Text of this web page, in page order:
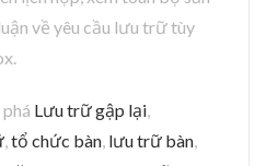
về yêu cầu lưu trữ tùy
Lưu trữ gập lại
tổ chức bàn lưu trữ bàn